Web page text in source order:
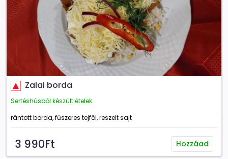
Zalai borda
Sertéshúsból készült ételek
rántott borda, fűszeres tejföl, reszelt sajt
3 990Ft Hozzáad